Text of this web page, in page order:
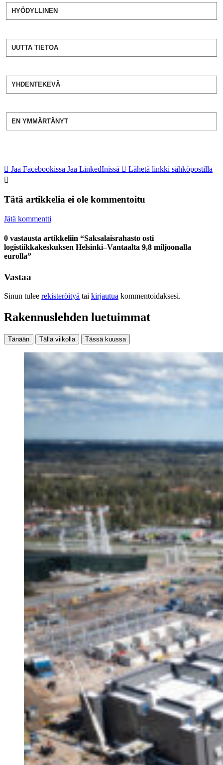
HYÖDYLLINEN
UUTTA TIETOA
YHDENTEKEVÄ
EN YMMÄRTÄNYT
Jaa Facebookissa Jaa LinkedInissä Lähetä linkki sähköpostilla
Tätä artikkelia ei ole kommentoitu
Jätä kommentti
0 vastausta artikkeliin “Saksalaisrahasto osti
logistiikkakeskuksen Helsinki–Vantaalta 9,8 miljoonalla
eurolla”
Vastaa
Sinun tulee rekisteröityä tai kirjautua kommentoidaksesi.
Rakennuslehden luetuimmat
Tänään Tällä viikolla Tässä kuussa